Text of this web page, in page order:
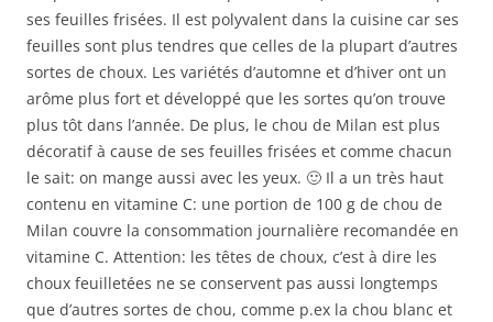
ses feuilles frisées. Il est polyvalent dans la cuisine car ses
feuilles sont plus tendres que celles de la plupart d’autres
sortes de choux. Les variétés d’automne et d’hiver ont un
arôme plus fort et développé que les sortes qu’on trouve
plus tôt dans l’année. De plus, le chou de Milan est plus
décoratif à cause de ses feuilles frisées et comme chacun
le sait: on mange aussi avec les yeux. 🙂 Il a un très haut
contenu en vitamine C: une portion de 100 g de chou de
Milan couvre la consommation journalière recomandée en
vitamine C. Attention: les têtes de choux, c’est à dire les
choux feuilletées ne se conservent pas aussi longtemps
que d’autres sortes de chou, comme p.ex la chou blanc et